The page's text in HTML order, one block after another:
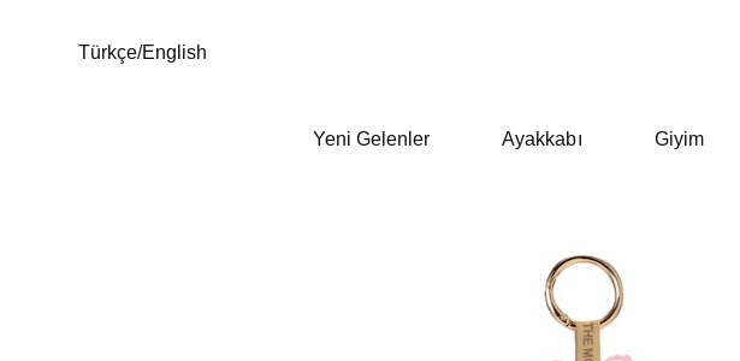
Türkçe/English
Yeni Gelenler Ayakkabı Giyim